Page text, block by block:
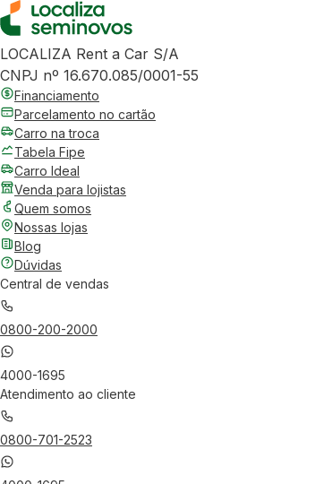
LOCALIZA Rent a Car S/A
CNPJ nº 16.670.085/0001-55
Financiamento
Parcelamento no cartão
Carro na troca
Tabela Fipe
Carro Ideal
Venda para lojistas
Quem somos
Nossas lojas
Blog
Dúvidas
Central de vendas
0800-200-2000
4000-1695
Atendimento ao cliente
0800-701-2523